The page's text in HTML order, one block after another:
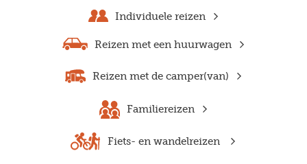
Individuele reizen
Reizen met een huurwagen
Reizen met de camper(van)
Familiereizen
Fiets- en wandelreizen